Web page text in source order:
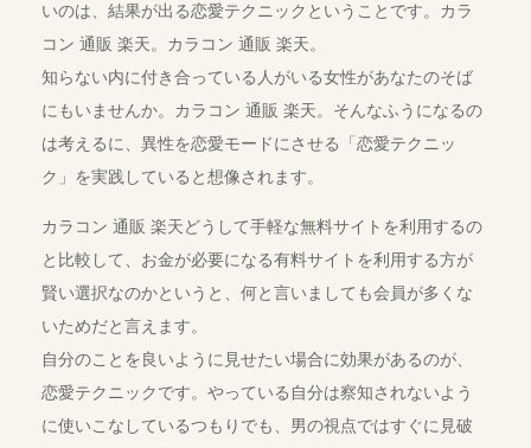
いのは、結果が出る恋愛テクニックということです。カラ
コン 通販 楽天。カラコン 通販 楽天。
知らない内に付き合っている人がいる女性があなたのそば
にもいませんか。カラコン 通販 楽天。そんなふうになるの
は考えるに、異性を恋愛モードにさせる「恋愛テクニッ
ク」を実践していると想像されます。
カラコン 通販 楽天どうして手軽な無料サイトを利用するの
と比較して、お金が必要になる有料サイトを利用する方が
賢い選択なのかというと、何と言いましても会員が多くな
いためだと言えます。
自分のことを良いように見せたい場合に効果があるのが、
恋愛テクニックです。やっている自分は察知されないよう
に使いこなしているつもりでも、男の視点ではすぐに見破